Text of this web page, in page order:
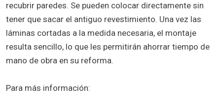
recubrir paredes. Se pueden colocar directamente sin
tener que sacar el antiguo revestimiento. Una vez las
láminas cortadas a la medida necesaria, el montaje
resulta sencillo, lo que les permitirán ahorrar tiempo de
mano de obra en su reforma.
Para más información: